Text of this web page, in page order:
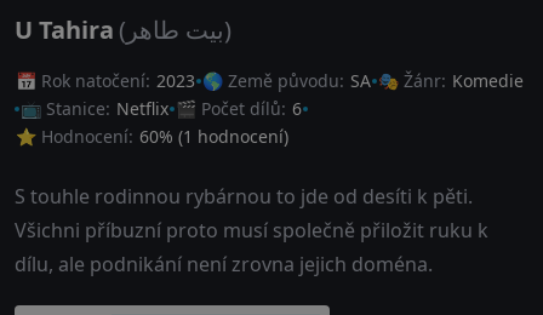
U Tahira (بيت طاهر)
📅 Rok natočení: 2023 🌎 Země původu: SA 🎭 Žánr: Komedie
📺 Stanice: Netflix 🎬 Počet dílů: 6
⭐ Hodnocení: 60% (1 hodnocení)
S touhle rodinnou rybárnou to jde od desíti k pěti.
Všichni příbuzní proto musí společně přiložit ruku k
dílu, ale podnikání není zrovna jejich doména.